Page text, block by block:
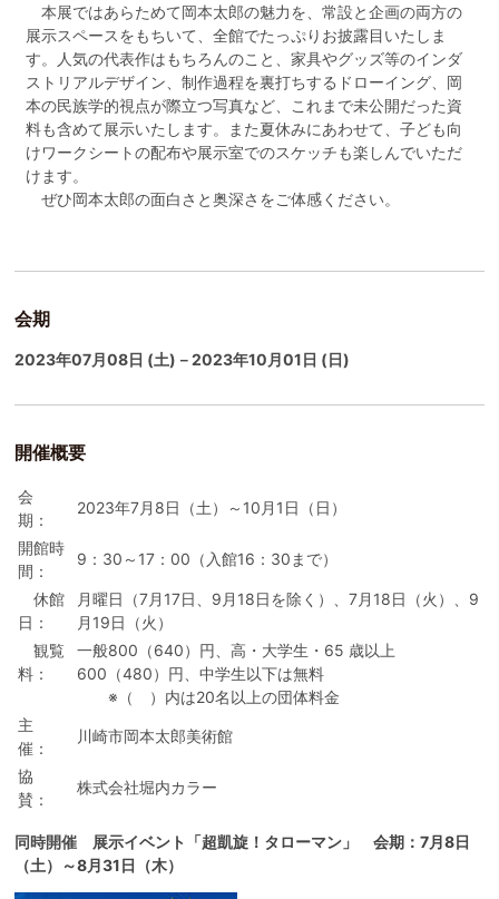
本展ではあらためて岡本太郎の魅力を、常設と企画の両方の
展示スペースをもちいて、全館でたっぷりお披露目いたしま
す。人気の代表作はもちろんのこと、家具やグッズ等のインダ
ストリアルデザイン、制作過程を裏打ちするドローイング、岡
本の民族学的視点が際立つ写真など、これまで未公開だった資
料も含めて展示いたします。また夏休みにあわせて、子ども向
けワークシートの配布や展示室でのスケッチも楽しんでいただ
けます。
ぜひ岡本太郎の面白さと奥深さをご体感ください。
会期
2023年07月08日 (土)－2023年10月01日 (日)
開催概要
会
期：
2023年7月8日（土）～10月1日（日）
開館時
間：
9：30～17：00（入館16：30まで）
休館
日：
月曜日（7月17日、9月18日を除く）、7月18日（火）、9
月19日（火）
観覧
料：
一般800（640）円、高・大学生・65 歳以上
600（480）円、中学生以下は無料
※（ ）内は20名以上の団体料金
主
催：
川崎市岡本太郎美術館
協
賛：
株式会社堀内カラー
同時開催 展示イベント「超凱旋！タローマン」 会期：7月8日
（土）～8月31日（木）